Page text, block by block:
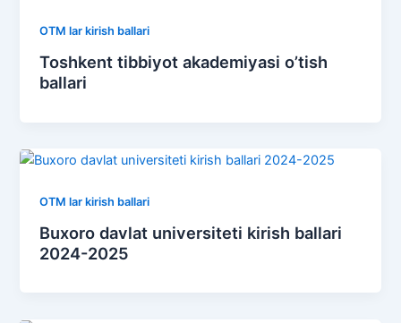
OTM lar kirish ballari
Toshkent tibbiyot akademiyasi o’tish
ballari
OTM lar kirish ballari
Buxoro davlat universiteti kirish ballari
2024-2025